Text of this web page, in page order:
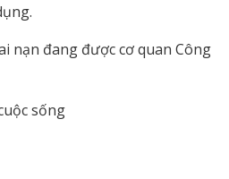
nạn đang được cơ quan Công
sống